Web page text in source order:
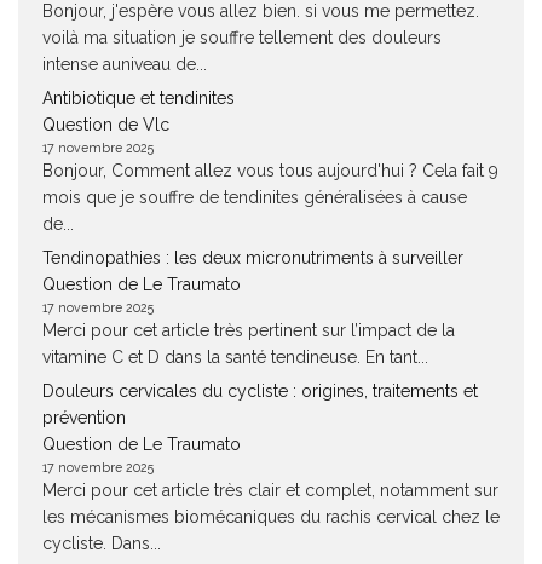
Bonjour, j'espère vous allez bien. si vous me permettez.
voilà ma situation je souffre tellement des douleurs
intense auniveau de...
Antibiotique et tendinites
Question de Vlc
17 novembre 2025
Bonjour, Comment allez vous tous aujourd'hui ? Cela fait 9
mois que je souffre de tendinites généralisées à cause
de...
Tendinopathies : les deux micronutriments à surveiller
Question de Le Traumato
17 novembre 2025
Merci pour cet article très pertinent sur l’impact de la
vitamine C et D dans la santé tendineuse. En tant...
Douleurs cervicales du cycliste : origines, traitements et
prévention
Question de Le Traumato
17 novembre 2025
Merci pour cet article très clair et complet, notamment sur
les mécanismes biomécaniques du rachis cervical chez le
cycliste. Dans...